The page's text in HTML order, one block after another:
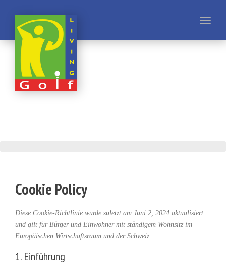
Cookie Policy
Diese Cookie-Richtlinie wurde zuletzt am Juni 2, 2024 aktualisiert
und gilt für Bürger und Einwohner mit ständigem Wohnsitz im
Europäischen Wirtschaftsraum und der Schweiz.
1. Einführung